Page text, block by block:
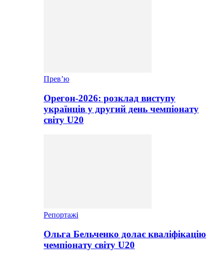
Прев’ю
Орегон-2026: розклад виступу
українців у другий день чемпіонату
світу U20
Репортажі
Ольга Бельченко долає кваліфікацію
чемпіонату світу U20